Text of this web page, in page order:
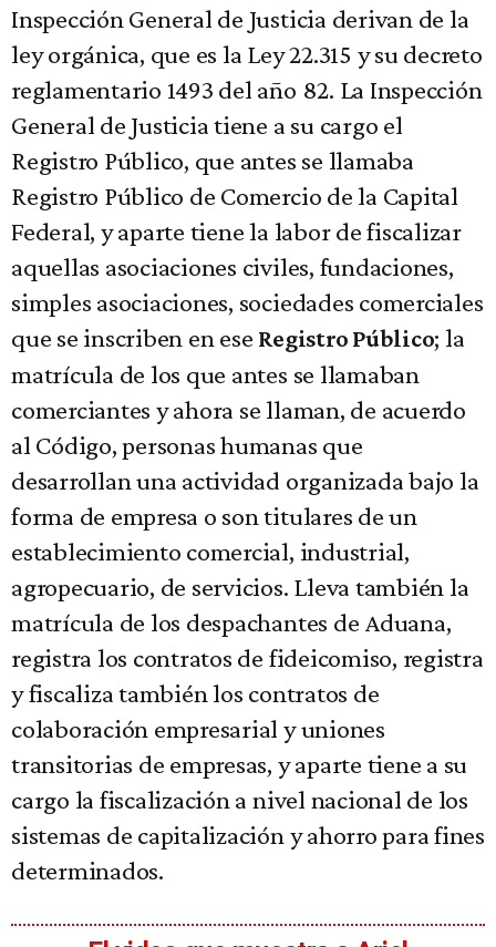
Inspección General de Justicia derivan de la
ley orgánica, que es la Ley 22.315 y su decreto
reglamentario 1493 del año 82. La Inspección
General de Justicia tiene a su cargo el
Registro Público, que antes se llamaba
Registro Público de Comercio de la Capital
Federal, y aparte tiene la labor de fiscalizar
aquellas asociaciones civiles, fundaciones,
simples asociaciones, sociedades comerciales
que se inscriben en ese Registro Público; la
matrícula de los que antes se llamaban
comerciantes y ahora se llaman, de acuerdo
al Código, personas humanas que
desarrollan una actividad organizada bajo la
forma de empresa o son titulares de un
establecimiento comercial, industrial,
agropecuario, de servicios. Lleva también la
matrícula de los despachantes de Aduana,
registra los contratos de fideicomiso, registra
y fiscaliza también los contratos de
colaboración empresarial y uniones
transitorias de empresas, y aparte tiene a su
cargo la fiscalización a nivel nacional de los
sistemas de capitalización y ahorro para fines
determinados.